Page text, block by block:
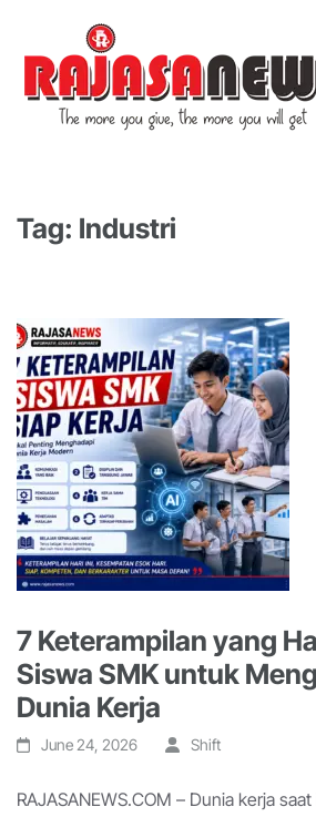
Tag: Industri
7 Keterampilan yang
Siswa SMK untuk
Dunia Kerja
June 24, 2026 Shift
RAJASANEWS.COM – Dunia kerja